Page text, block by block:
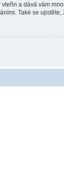
a dává vám
Také se